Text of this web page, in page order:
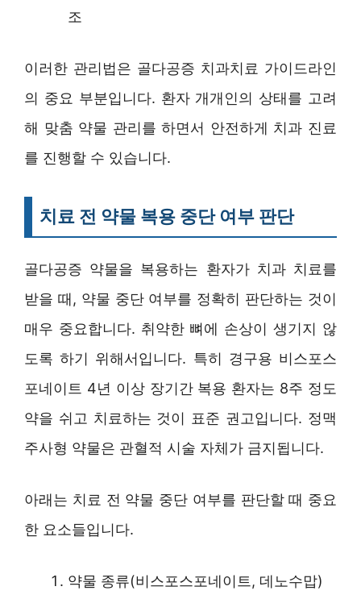
조
이러한 관리법은 골다공증 치과치료 가이드라인
의 중요 부분입니다. 환자 개개인의 상태를 고려
해 맞춤 약물 관리를 하면서 안전하게 치과 진료
를 진행할 수 있습니다.
치료 전 약물 복용 중단 여부 판단
골다공증 약물을 복용하는 환자가 치과 치료를
받을 때, 약물 중단 여부를 정확히 판단하는 것이
매우 중요합니다. 취약한 뼈에 손상이 생기지 않
도록 하기 위해서입니다. 특히 경구용 비스포스
포네이트 4년 이상 장기간 복용 환자는 8주 정도
약을 쉬고 치료하는 것이 표준 권고입니다. 정맥
주사형 약물은 관혈적 시술 자체가 금지됩니다.
아래는 치료 전 약물 중단 여부를 판단할 때 중요
한 요소들입니다.
약물 종류(비스포스포네이트, 데노수맙)